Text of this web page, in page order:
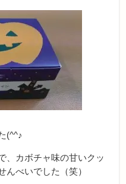
(^^♪
、カボチャ味の甘いクッ
んべいでした（笑）